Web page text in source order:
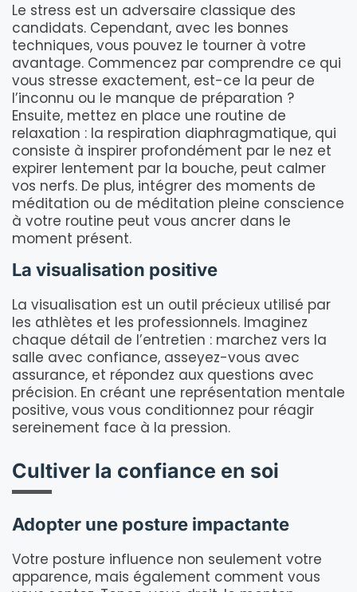
Le stress est un adversaire classique des
candidats. Cependant, avec les bonnes
techniques, vous pouvez le tourner à votre
avantage. Commencez par comprendre ce qui
vous stresse exactement, est-ce la peur de
l’inconnu ou le manque de préparation ?
Ensuite, mettez en place une routine de
relaxation : la respiration diaphragmatique, qui
consiste à inspirer profondément par le nez et
expirer lentement par la bouche, peut calmer
vos nerfs. De plus, intégrer des moments de
méditation ou de méditation pleine conscience
à votre routine peut vous ancrer dans le
moment présent.
La visualisation positive
La visualisation est un outil précieux utilisé par
les athlètes et les professionnels. Imaginez
chaque détail de l’entretien : marchez vers la
salle avec confiance, asseyez-vous avec
assurance, et répondez aux questions avec
précision. En créant une représentation mentale
positive, vous vous conditionnez pour réagir
sereinement face à la pression.
Cultiver la confiance en soi
Adopter une posture impactante
Votre posture influence non seulement votre
apparence, mais également comment vous